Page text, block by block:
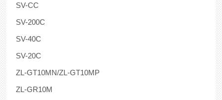
SV-CC
SV-200C
SV-40C
SV-20C
ZL-GT10MN/ZL-GT10MP
ZL-GR10M